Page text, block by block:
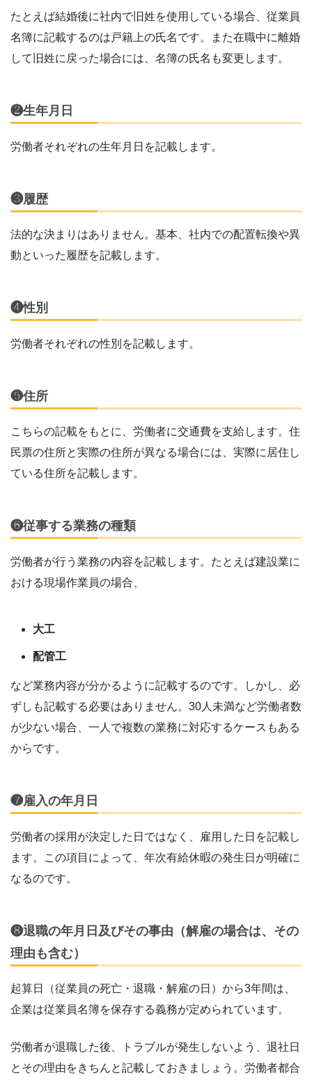
たとえば結婚後に社内で旧姓を使用している場合、従業員
名簿に記載するのは戸籍上の氏名です。また在職中に離婚
して旧姓に戻った場合には、名簿の氏名も変更します。
❷生年月日
労働者それぞれの生年月日を記載します。
❸履歴
法的な決まりはありません。基本、社内での配置転換や異
動といった履歴を記載します。
❹性別
労働者それぞれの性別を記載します。
❺住所
こちらの記載をもとに、労働者に交通費を支給します。住
民票の住所と実際の住所が異なる場合には、実際に居住し
ている住所を記載します。
❻従事する業務の種類
労働者が行う業務の内容を記載します。たとえば建設業に
おける現場作業員の場合、
大工
配管工
など業務内容が分かるように記載するのです。しかし、必
ずしも記載する必要はありません。30人未満など労働者数
が少ない場合、一人で複数の業務に対応するケースもある
からです。
❼雇入の年月日
労働者の採用が決定した日ではなく、雇用した日を記載し
ます。この項目によって、年次有給休暇の発生日が明確に
なるのです。
❽退職の年月日及びその事由（解雇の場合は、その
理由も含む）
起算日（従業員の死亡・退職・解雇の日）から3年間は、
企業は従業員名簿を保存する義務が定められています。
労働者が退職した後、トラブルが発生しないよう、退社日
とその理由をきちんと記載しておきましょう。労働者都合